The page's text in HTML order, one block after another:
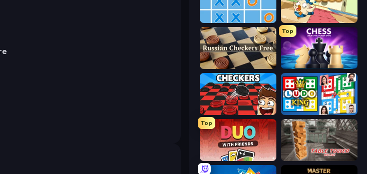
Tic Tac Toe Online Sweety Ludo
Russian Checkers Free
Top
Chess Online Multiplayer
Checkers & Draughts Multiplayer Ludo King
Top
DUO With Friends Table Tower Online